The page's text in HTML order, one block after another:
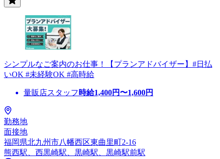
シンプルなご案内のお仕事！【プランアドバイザー】#日払
いOK #未経験OK #高時給
量販店スタッフ 時給1,400円〜1,600円
勤務地
面接地
福岡県北九州市八幡西区東曲里町2-16
熊西駅、西黒崎駅、黒崎駅、黒崎駅前駅